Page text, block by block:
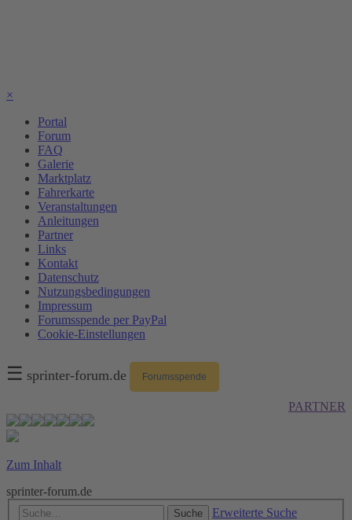
×
Portal
Forum
FAQ
Galerie
Marktplatz
Fahrerkarte
Veranstaltungen
Anleitungen
Partner
Links
Kontakt
Datenschutz
Nutzungsbedingungen
Impressum
Forumsspende per PayPal
Cookie-Einstellungen
☰ sprinter-forum.de Forumsspende
PARTNER
Zum Inhalt
sprinter-forum.de
Suche Erweiterte Suche